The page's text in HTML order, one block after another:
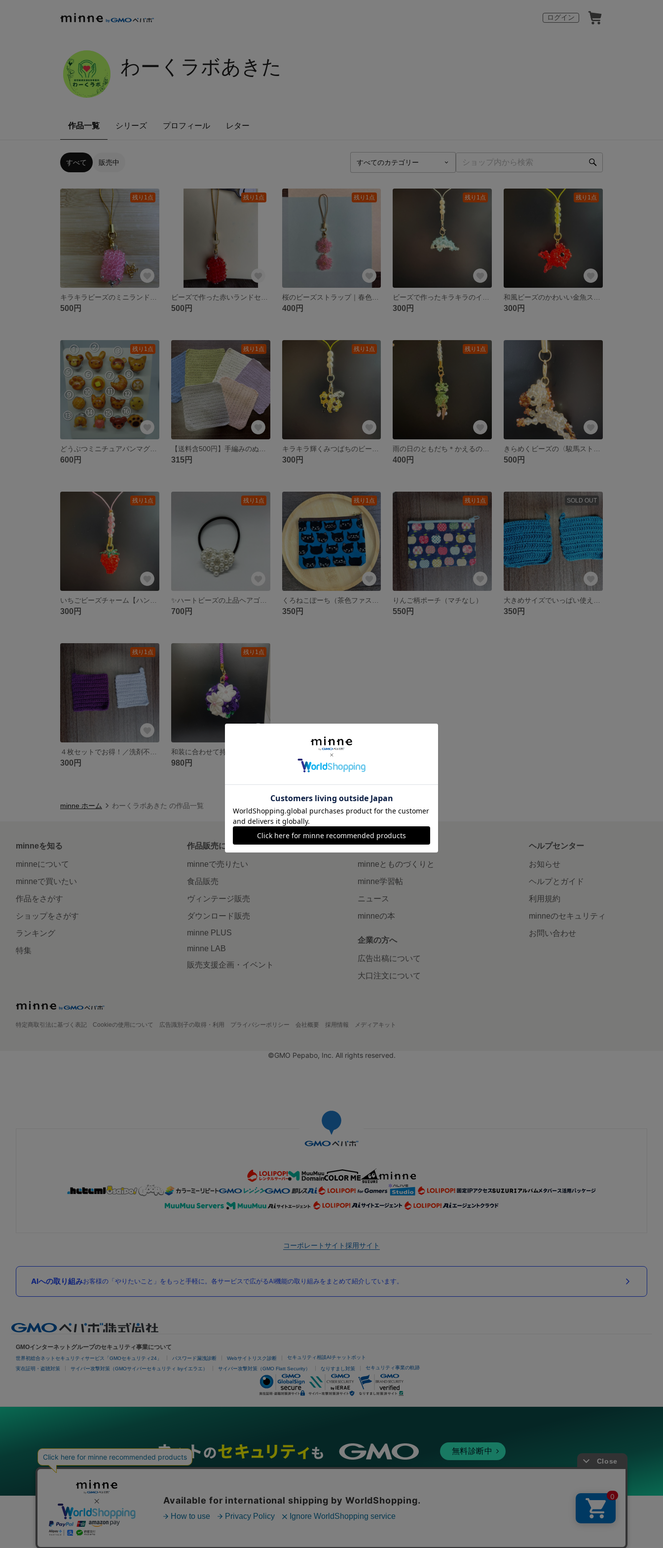
ログイン
わーくラボあきた
作品一覧 シリーズ プロフィール レター
すべて 販売中
残り1点
500円
残り1点
500円
残り1点
桜のビーズストラップ｜春色ピンクのフラワーチャーム
400円
残り1点
300円
残り1点
300円
残り1点
600円
残り1点
315円
残り1点
300円
残り1点
400円 500円
残り1点
300円
残り1点
✨ハートビーズの上品ヘアゴム✨（ホワイト）
700円
残り1点
350円
残り1点
りんご柄ポーチ（マチなし）
550円
SOLD OUT
350円
残り1点
300円
残り1点
980円
minne ホーム わーくラボあきた の作品一覧
minneを知る
minneについて
minneで買いたい
作品をさがす
ショップをさがす
ランキング
特集
作品販売について
minneで売りたい
食品販売
ヴィンテージ販売
ダウンロード販売
minne PLUS
minne LAB
販売支援企画・イベント
読みもの
minneとものづくりと
minne学習帖
ニュース
minneの本
企業の方へ
広告出稿について
大口注文について
ヘルプセンター
お知らせ
ヘルプとガイド
利用規約
minneのセキュリティ
お問い合わせ
特定商取引法に基づく表記 Cookieの使用について 広告識別子の取得・利用 プライバシーポリシー 会社概要 採用情報 メディアキット
©GMO Pepabo, Inc. All rights reserved.
コーポレートサイト採用サイト
AIへの取り組みお客様の「やりたいこと」をもっと手軽に。各サービスで広がるAI機能の取り組みをまとめて紹介しています。
GMOインターネットグループのセキュリティ事業について
世界初総合ネットセキュリティサービス「GMOセキュリティ24」 パスワード漏洩診断 Webサイトリスク診断 セキュリティ相談AIチャットボット
実在証明・盗聴対策 サイバー攻撃対策（GMOサイバーセキュリティ byイエラエ） サイバー攻撃対策（GMO Flatt Security） なりすまし対策 セキュリティ事業の軌跡
無料診断中
グループサービス
インターネットサービス